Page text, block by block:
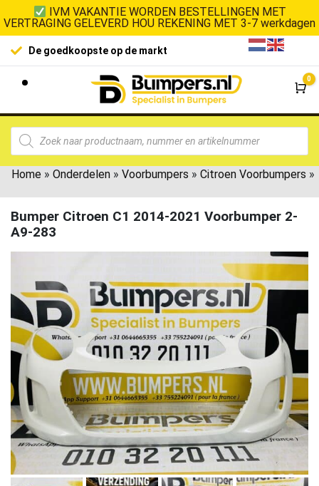
IVM VAKANTIE WORDEN BESTELLINGEN MET
VERTRAGING GELEVERD HOU REKENING MET 3-7 werkdagen
De goedkoopste op de markt
0
Home » Onderdelen » Voorbumpers » Citroen Voorbumpers »
Bumper Citroen C1 2014-2021 Voorbumper 2-
A9-283